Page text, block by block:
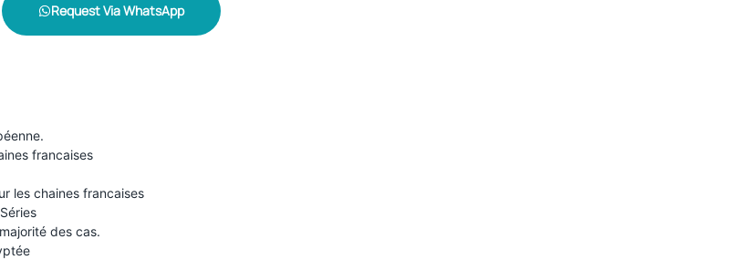
Request Via WhatsApp
francaises
les chaines francaises
des cas.